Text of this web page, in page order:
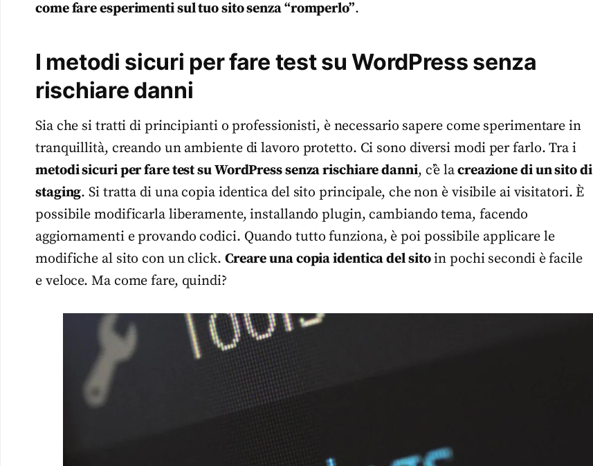
come fare esperimenti sul tuo sito senza “romperlo”.
I metodi sicuri per fare test su WordPress senza
rischiare danni
Sia che si tratti di principianti o professionisti, è necessario sapere come sperimentare in
tranquillità, creando un ambiente di lavoro protetto. Ci sono diversi modi per farlo. Tra i
metodi sicuri per fare test su WordPress senza rischiare danni, c’è lacreazione di un sito di
staging. Si tratta di una copia identica del sito principale, che non è visibile ai visitatori. È
possibile modificarla liberamente, installando plugin, cambiando tema, facendo
aggiornamenti e provando codici. Quando tutto funziona, è poi possibile applicare le
modifiche al sito con un click. Creare una copia identica del sitoin pochi secondi è facile
e veloce. Ma come fare, quindi?